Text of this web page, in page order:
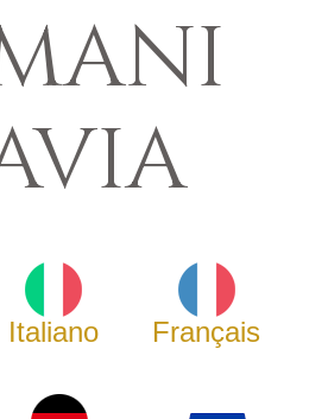
Italiano Français